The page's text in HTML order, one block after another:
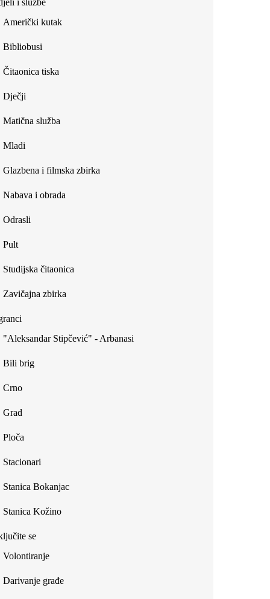
external)
i službe
Američki kutak
Bibliobusi
Čitaonica tiska
Dječji
Matična služba
Mladi
Glazbena i filmska zbirka
Nabava i obrada
Odrasli
Pult
Studijska čitaonica
Zavičajna zbirka
"Aleksandar Stipčević" - Arbanasi
Bili brig
Crno
Grad
Ploča
Stacionari
Stanica Bokanjac
Stanica Kožino
se
Volontiranje
Darivanje građe